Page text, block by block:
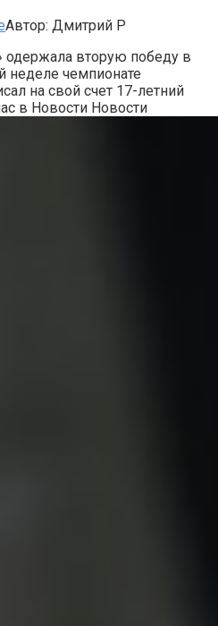
Автор: Дмитрий Р
одержала вторую победу в
неделе чемпионате
на свой счет 17-летний
в Новости Новости